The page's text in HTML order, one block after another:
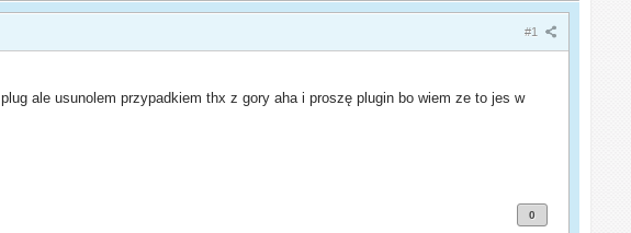
#1
ale usunolem przypadkiem thx z gory aha i proszę plugin bo wiem ze to jes w
0